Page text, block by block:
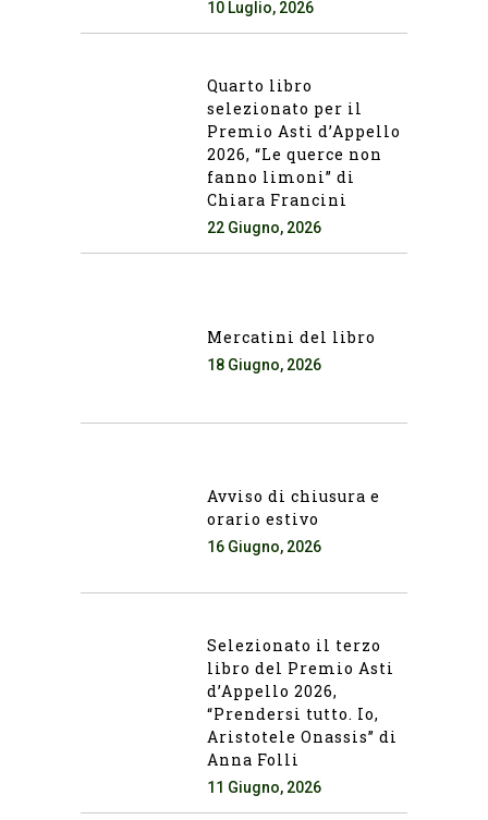
10 Luglio, 2026
Quarto libro
selezionato per il
Premio Asti d’Appello
2026, “Le querce non
fanno limoni” di
Chiara Francini
22 Giugno, 2026
Mercatini del libro
18 Giugno, 2026
Avviso di chiusura e
orario estivo
16 Giugno, 2026
Selezionato il terzo
libro del Premio Asti
d’Appello 2026,
“Prendersi tutto. Io,
Aristotele Onassis” di
Anna Folli
11 Giugno, 2026